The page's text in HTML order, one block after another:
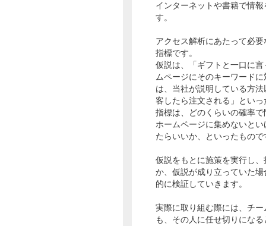
インターネットや書籍で情
す。
アクセス解析にあたって必
指標です。
仮説は、「ギフトと一口に
ムページにそのキーワード
は、当社が説明している方
客したら注文される」とい
指標は、どのくらいの確率
ホームページに集めないと
たらいいか、といったもの
仮説をもとに施策を実行し
か、仮説が成り立っていた
的に検証していきます。
実際に取り組む際には、チ
も、その人に任せ切りにな